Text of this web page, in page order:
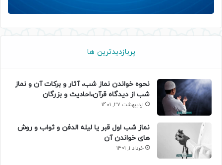
پربازدیدترین ها
نحوه خواندن نماز شب، آثار و برکات آن و نماز
شب از دیدگاه قرآن،احادیث و بزرگان
اردیبهشت 27, 1401
نماز شب اول قبر یا لیله الدفن و ثواب و روش
های خواندن آن
خرداد 1, 1401